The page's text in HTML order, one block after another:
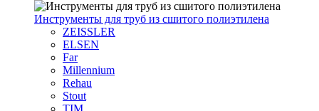
Инструменты для труб из сшитого полиэтилена
ZEISSLER
ELSEN
Far
Millennium
Rehau
Stout
TIM